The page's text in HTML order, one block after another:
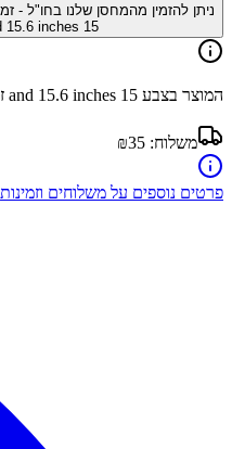
ניתן להזמין מהמחסן שלנו בחו"ל -
15 and 15.6 inches
המוצר בצבע 15 and 15.6 inches
משלוח: ₪35
פרטים נוספים על משלוחים וזמינות